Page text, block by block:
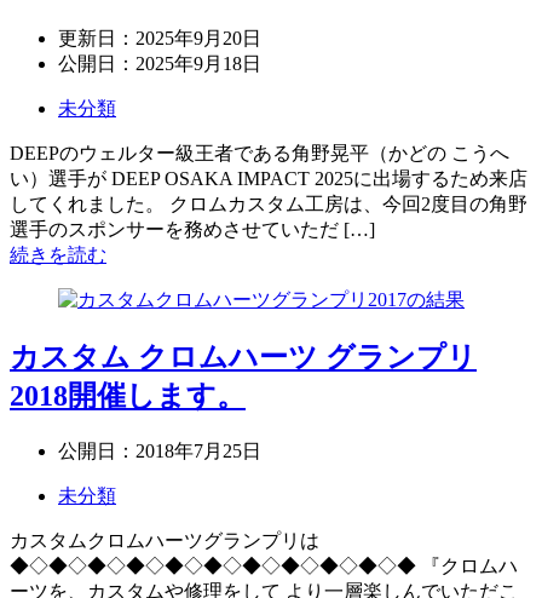
更新日： 2025年9月20日
公開日： 2025年9月18日
未分類
DEEPのウェルター級王者である角野晃平（かどの こうへ
い）選手が DEEP OSAKA IMPACT 2025に出場するため来店
してくれました。 クロムカスタム工房は、今回2度目の角野
選手のスポンサーを務めさせていただ […]
続きを読む
カスタム クロムハーツ グランプリ
2018開催します。
公開日： 2018年7月25日
未分類
カスタムクロムハーツグランプリは
◆◇◆◇◆◇◆◇◆◇◆◇◆◇◆◇◆◇◆◇◆ 『クロムハ
ーツを、カスタムや修理をして より一層楽しんでいただこ